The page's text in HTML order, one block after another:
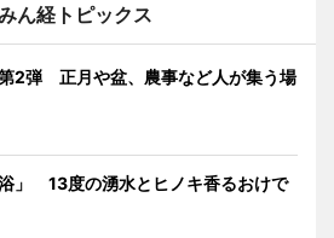
ん経トピックス
第2弾 正月や盆、農事など人が集う場
」 13度の湧水とヒノキ香るおけで